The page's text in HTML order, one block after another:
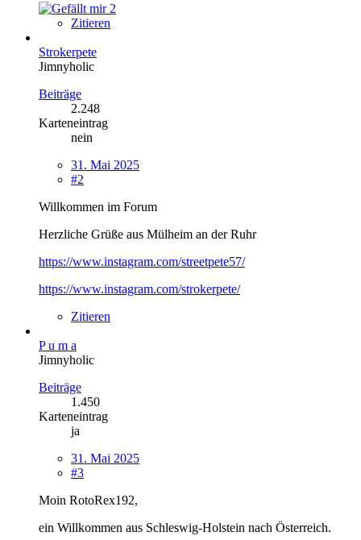
2
Zitieren
Strokerpete
Jimnyholic
Beiträge
2.248
Karteneintrag
nein
31. Mai 2025
#2
Willkommen im Forum
Herzliche Grüße aus Mülheim an der Ruhr
https://www.instagram.com/streetpete57/
https://www.instagram.com/strokerpete/
Zitieren
P u m a
Jimnyholic
Beiträge
1.450
Karteneintrag
ja
31. Mai 2025
#3
Moin RotoRex192,
ein Willkommen aus Schleswig-Holstein nach Österreich.